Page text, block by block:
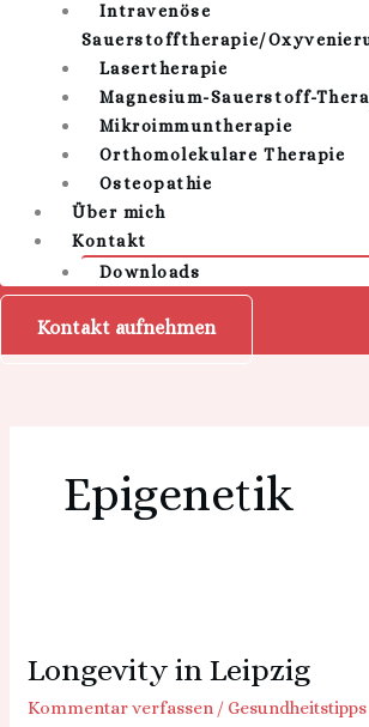
Intravenöse
Sauerstofftherapie/
Lasertherapie
Magnesium-Sauerstoff-
Mikroimmuntherapie
Orthomolekulare Therapie
Osteopathie
Über mich
Kontakt
Downloads
Kontakt aufnehmen
Epigenetik
Longevity in Leipzig
Kommentar verfassen / Gesundheitstipps
Leipzig